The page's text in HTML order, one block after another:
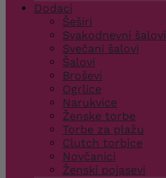
Dodaci
Šeširi
Svakodnevni šalovi
Svečani šalovi
Šalovi
Broševi
Ogrlice
Narukvice
Ženske torbe
Torbe za plažu
Clutch torbice
Novčanici
Ženski pojasevi